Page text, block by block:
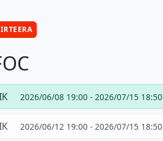
IRTEERA
2026/06/08 19:00 - 2026/07/15 18:50
2026/06/12 19:00 - 2026/07/15 18:50